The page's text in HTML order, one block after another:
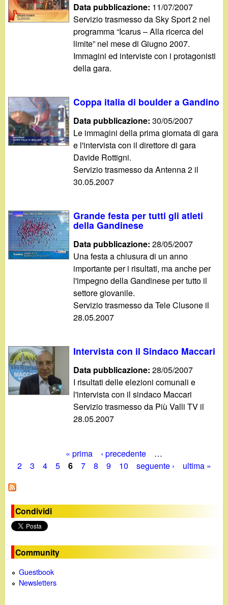
Data pubblicazione: 11/07/2007
Servizio trasmesso da Sky Sport 2 nel
programma “Icarus – Alla ricerca del
limite” nel mese di Giugno 2007.
Immagini ed interviste con i protagonisti
della gara.
Coppa italia di boulder a Gandino
Data pubblicazione:30/05/2007
Le immagini della prima giornata di gara
e l'intervista con il direttore di gara
Davide Rottigni.
Servizio trasmesso da Antenna 2 il
30.05.2007
Grande festa per tutti gli atleti
della Gandinese
Data pubblicazione:28/05/2007
Una festa a chiusura di un anno
importante per i risultati, ma anche per
l'impegno della Gandinese per tutto il
settore giovanile.
Servizio trasmesso da Tele Clusone il
28.05.2007
Intervista con il Sindaco Maccari
Data pubblicazione:28/05/2007
I risultati delle elezioni comunali e
l'intervista con il sindaco Maccari
Servizio trasmesso da Più Valli TV il
28.05.2007
a
g
i
n
e
« prima ‹ precedente
…
2
3 4 5 6 7 8 9 10 seguente › ultima »
Condividi
Community
Guestbook
Newsletters